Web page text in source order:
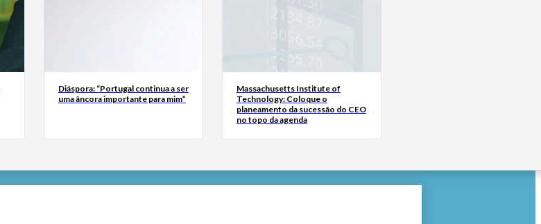
Diáspora: “Portugal continua a ser
uma âncora importante para mim”
Massachusetts Institute of
Technology: Coloque o
planeamento da sucessão do CEO
no topo da agenda